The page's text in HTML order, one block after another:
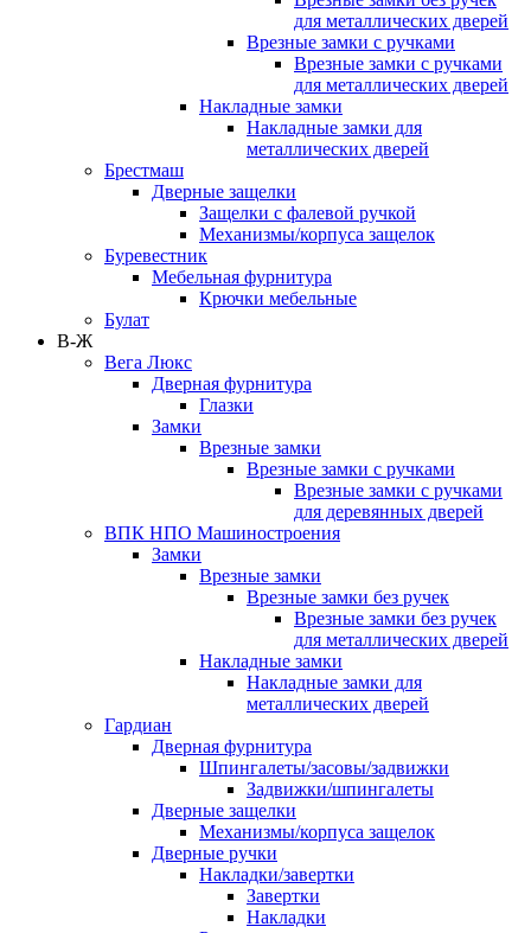
для металлических дверей
Врезные замки с ручками
Врезные замки с ручками
для металлических дверей
Накладные замки
Накладные замки для
металлических дверей
Брестмаш
Дверные защелки
Защелки с фалевой ручкой
Механизмы/корпуса защелок
Буревестник
Мебельная фурнитура
Крючки мебельные
Булат
В-Ж
Вега Люкс
Дверная фурнитура
Глазки
Замки
Врезные замки
Врезные замки с ручками
Врезные замки с ручками
для деревянных дверей
ВПК НПО Машиностроения
Замки
Врезные замки
Врезные замки без ручек
Врезные замки без ручек
для металлических дверей
Накладные замки
Накладные замки для
металлических дверей
Гардиан
Дверная фурнитура
Шпингалеты/засовы/задвижки
Задвижки/шпингалеты
Дверные защелки
Механизмы/корпуса защелок
Дверные ручки
Накладки/завертки
Завертки
Накладки